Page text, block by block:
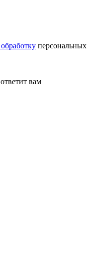
персональных
вам